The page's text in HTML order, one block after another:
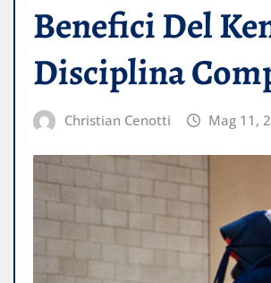
Benefici Del
Disciplina
Christian Cenotti Mag 11,